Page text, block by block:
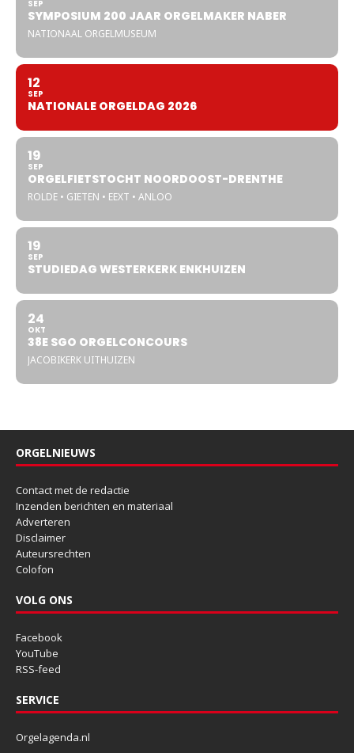
SEP
SYMPOSIUM 200 JAAR ORGELMAKER NABER
NATIONAAL ORGELMUSEUM
12
SEP
NATIONALE ORGELDAG 2026
19
SEP
ORGELFIETSTOCHT NOORDOOST-DRENTHE
ROLDE • GIETEN • EEXT • ANLOO
19
SEP
STUDIEDAG WESTERKERK ENKHUIZEN
24
OKT
38E SGO ORGELCONCOURS
JACOBIKERK UITHUIZEN
ORGELNIEUWS
Contact met de redactie
Inzenden berichten en materiaal
Adverteren
Disclaimer
Auteursrechten
Colofon
VOLG ONS
Facebook
YouTube
RSS-feed
SERVICE
Orgelagenda.nl